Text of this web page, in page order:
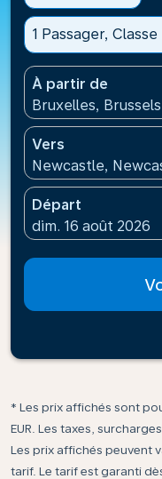
1 Passager,
À partir de
Bruxelles,
Vers
Newcastle,
Départ
fc-booking-
dim. 16 août 2026
* Les prix affichés sont
EUR. Les taxes,
Les prix affichés peuvent
tarif. Le tarif est garanti